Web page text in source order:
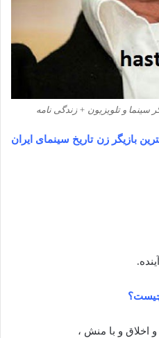
سینما و تلویزیون + زندگی نامه
بازیگر زنتاریخ سینمای ایران
چیست؟
اخلاق و با منش ،